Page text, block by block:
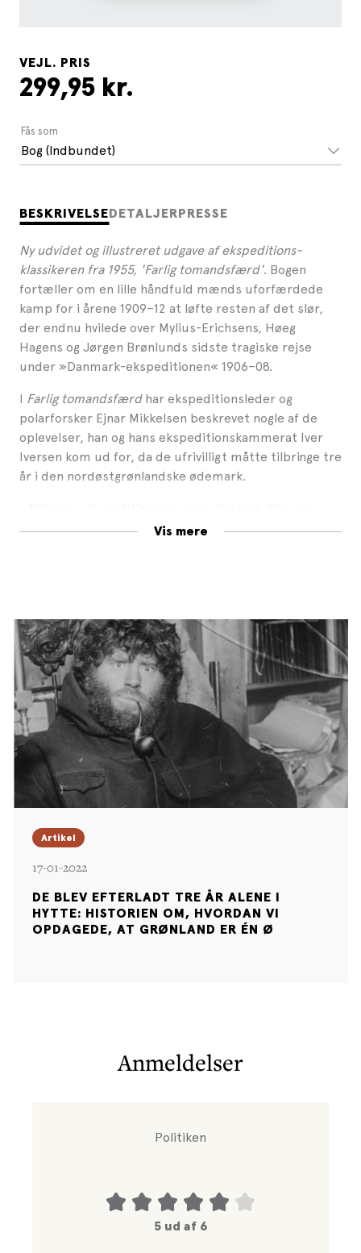
BESKRIVELSE DETALJER PRESSE
Ny udvidet og illustreret udgave af ekspeditions-
klassikeren fra 1955, 'Farlig tomandsfærd'. Bogen
fortæller om en lille håndfuld mænds uforfærdede
kamp for i årene 1909–12 at løfte resten af det slør,
der endnu hvilede over Mylius-Erichsens, Høeg
Hagens og Jørgen Brønlunds sidste tragiske rejse
under »Danmark-ekspeditionen« 1906–08.
I Farlig tomandsfærdhar ekspeditionsleder og
polarforsker Ejnar Mikkelsen beskrevet nogle af de
oplevelser, han og hans ekspeditionskammerat Iver
Iversen kom ud for, da de ufrivilligt måtte tilbringe tre
år i den nordøstgrønlandske ødemark.
ekspedition, der ikke forløb som planlagt. Den lille
dagbøger og observationsjournaler, blev skibet skruet
ned, og det tilbageblevne mandskab undsat af en
norsk sælfanger.
Da Mikkelsen og Iversen kom tilbage fra deres lange
slæderejse, fandt de en lille hytte bygget af vragrester
fra skibet. Skibets navnebræt var sat over døren som
en hilsen fra kammeraterne. Her i en
menneskefjendsk ødemark skulle de to mænd så
prøve at få en tilværelse til at fungere. De måtte
kæmpe mod sult og kulde i den bistre grønlandske
vinter, hvor de var dybt afhængige af jagt – og fremfor
alt hinanden.
unikke fotos, forord af barnebarnet Naja Mikkelsen og
originale breve fra Ejnar Mikkelsen til sin familie i
Vis mere
VEJL. PRIS
299,95 kr.
Fås som
Bog (Indbundet)
Artikel
17-01-2022
DE BLEV EFTERLADT TRE ÅR ALENE I
HYTTE: HISTORIEN OM, HVORDAN VI
OPDAGEDE, AT GRØNLAND ER ÉN Ø
Anmeldelser
Politiken
5 ud af 6